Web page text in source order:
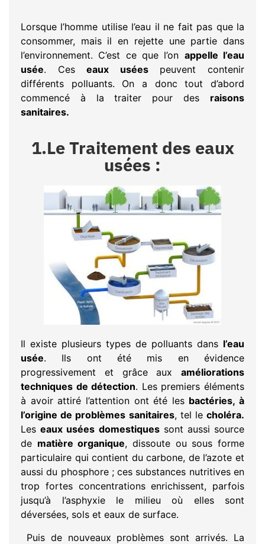
Lorsque l’homme utilise l’eau il ne fait pas que la
consommer, mais il en rejette une partie dans
l’environnement. C’est ce que l’on appelle l’eau
usée. Ceseaux uséespeuvent contenir
différents polluants. On a donc tout d’abord
commencé à la traiter pour des raisons
sanitaires.
1.Le Traitement des eaux
usées :
Il existe plusieurs types de polluants dans l’eau
usée. Ils ont été mis en évidence
progressivement et grâce aux améliorations
techniques de détection. Les premiers éléments
à avoir attiré l’attention ont été les bactéries, à
l’origine de problèmes sanitaires, tel le choléra.
Leseaux usées domestiquessont aussi source
de matière organique, dissoute ou sous forme
particulaire qui contient du carbone, de l’azote et
aussi du phosphore ; ces substances nutritives en
trop fortes concentrations enrichissent, parfois
jusqu’à l’asphyxie le milieu où elles sont
déversées, sols et eaux de surface.
Puis de nouveaux problèmes sont arrivés. La